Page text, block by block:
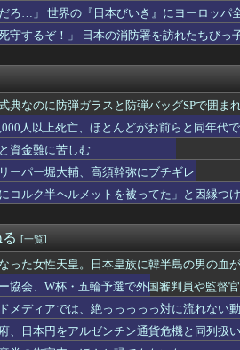
低下！タイムズ会員にアンケート
vsスタダvsハロプロの大激戦
ルを更新
丈夫なんか？？？？？
ファン騒然！←「素晴らしいパワーだ！」
される！お前らはどれが好きや？
そう
造がわからず全世界に恥を晒してしまうw
居。トメ「無理！帰る！」私（だよね～よ
イントに気がつくｗｗｗｗｗｗｗｗｗｗ
んの尻が凄すぎるｗｗｗｗもしかして…ヤ
画、謎にバイク批判派が湧いてきて終わる
が転がり込んでガチで東北最強へ
較されてしまうｗｗｗｗｗｗｗｗｗ （※画
いわ離党＆活動休止を発表 → 過去の「スジ
化してもう覆すことができないｗｗｗｗ
ソロホームラン」
とやばい
を利用者に迫ってしまうｗｗｗｗｗｗ (※画
ろ…」 世界の『日本びいき』にヨーロッパ
守するぞ！」 日本の消防署を訪れたちびっ
典なのに防弾ガラスと防弾バッグSPで囲ま
人以上死亡、ほとんどがお前らと同年代
資金難に苦しむ
ーパー堀大輔、高須幹弥にブチギレ
にコルク半ヘルメットを被ってた」と因縁
[一覧]
った女性天皇。日本皇族に韓半島の男の血
協会、W杯・五輪予選で外国審判員や監督
メディアでは、絶っっっっっ対に流れない
、日本円をアルゼンチン通貨危機と同列扱